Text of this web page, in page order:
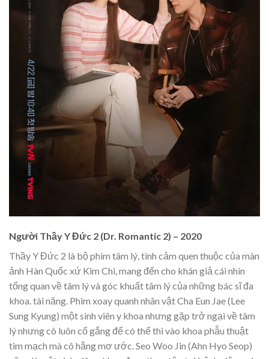
Người Thầy Y Đức 2 (Dr. Romantic 2) – 2020
Thầy Y Đức 2 là bộ phim tâm lý, tình cảm quen thuộc của màn
ảnh Hàn Quốc xứ Kim Chi, mang đến cho khán giả cái nhìn
tổng quan về tâm lý và góc khuất tâm lý của những bác sĩ đa
khoa. tài năng. Phim xoay quanh nhân vật Cha Eun Jae (Lee
Sung Kyung) một sinh viên y khoa nhưng gặp trở ngại về tâm
lý nhưng cô luôn cố gắng để có thể thi vào khoa phẫu thuật
tim mạch mà cô hằng mơ ước. Seo Woo Jin (Ahn Hyo Seop)